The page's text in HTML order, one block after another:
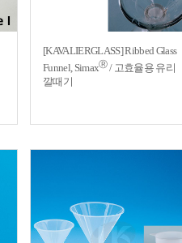
[KAVALIERGLASS] Ribbed Glass
Funnel, SimaxⓇ/ 고효율용 유리
깔때기